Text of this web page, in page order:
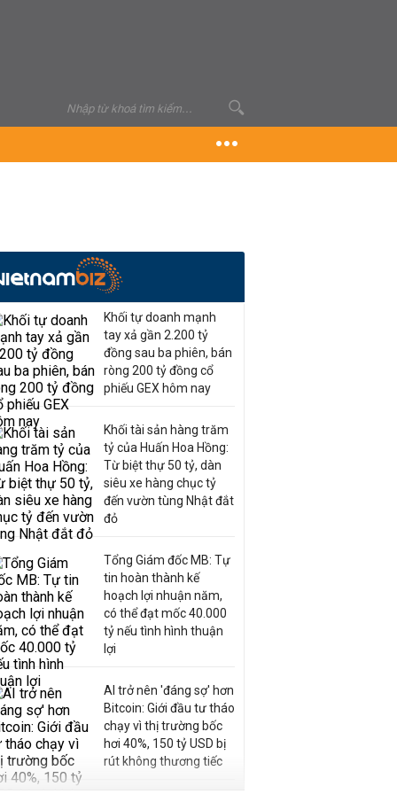
Khối tự doanh mạnh
tay xả gần 2.200 tỷ
đồng sau ba phiên, bán
ròng 200 tỷ đồng cổ
phiếu GEX hôm nay
Khối tài sản hàng trăm
tỷ của Huấn Hoa Hồng:
Từ biệt thự 50 tỷ, dàn
siêu xe hàng chục tỷ
đến vườn tùng Nhật đắt
đỏ
Tổng Giám đốc MB: Tự
tin hoàn thành kế
hoạch lợi nhuận năm,
có thể đạt mốc 40.000
tỷ nếu tình hình thuận
lợi
AI trở nên 'đáng sợ' hơn
Bitcoin: Giới đầu tư tháo
chạy vì thị trường bốc
hơi 40%, 150 tỷ USD bị
rút không thương tiếc